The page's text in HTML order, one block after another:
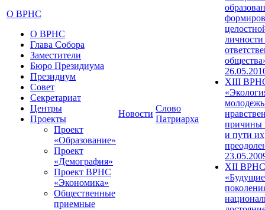
О ВРНС
О ВРНС
Глава Собора
Заместители
Бюро Президиума
Президиум
Совет
Секретариат
Центры
Проекты
Проект
«Образование»
Проект
«Демография»
Проект ВРНС
«Экономика»
Общественные
приемные
Новости
Слово
Патриарха
XIII
причины
и пути их
XII ВРНС
«Будущие